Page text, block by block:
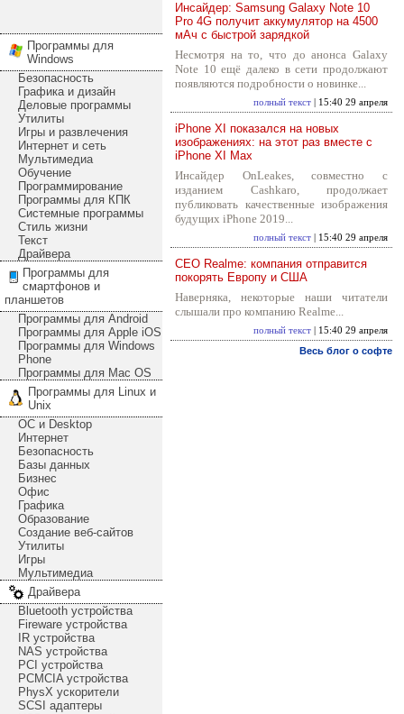
Программы для
Windows
Безопасность
Графика и дизайн
Деловые программы
Утилиты
Игры и развлечения
Интернет и сеть
Мультимедиа
Обучение
Программирование
Программы для КПК
Системные программы
Стиль жизни
Текст
Драйвера
Программы для
смартфонов и
планшетов
Программы для Android
Программы для Apple iOS
Программы для Windows
Phone
Программы для Mac OS
Программы для Linux и
Unix
ОС и Desktop
Интернет
Безопасность
Базы данных
Бизнес
Офис
Графика
Образование
Создание веб-сайтов
Утилиты
Игры
Мультимедиа
Драйвера
Bluetooth устройства
Fireware устройства
IR устройства
NAS устройства
PCI устройства
PCMCIA устройства
PhysX ускорители
SCSI адаптеры
Инсайдер: Samsung Galaxy Note 10
Pro 4G получит аккумулятор на 4500
мАч с быстрой зарядкой
Несмотря на то, что до анонса Galaxy
Note 10 ещё далеко в сети продолжают
появляются подробности о новинке...
полный текст | 15:40 29 апреля
iPhone XI показался на новых
изображениях: на этот раз вместе с
iPhone XI Max
Инсайдер OnLeakes, совместно с
изданием Cashkaro, продолжает
публиковать качественные изображения
будущих iPhone 2019...
полный текст | 15:40 29 апреля
CEO Realme: компания отправится
покорять Европу и США
Наверняка, некоторые наши читатели
слышали про компанию Realme...
полный текст | 15:40 29 апреля
Весь блог о софте